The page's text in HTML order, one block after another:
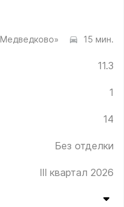
15 мин.
11.3
1
14
Без отделки
III квартал 2026